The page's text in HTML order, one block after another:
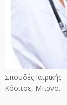
Σπουδές
Κόσιτσε, Μπρνο.